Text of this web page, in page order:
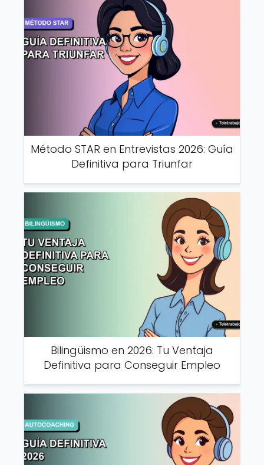
Método STAR en Entrevistas 2026: Guía
Definitiva para Triunfar
Bilingüismo en 2026: Tu Ventaja
Definitiva para Conseguir Empleo